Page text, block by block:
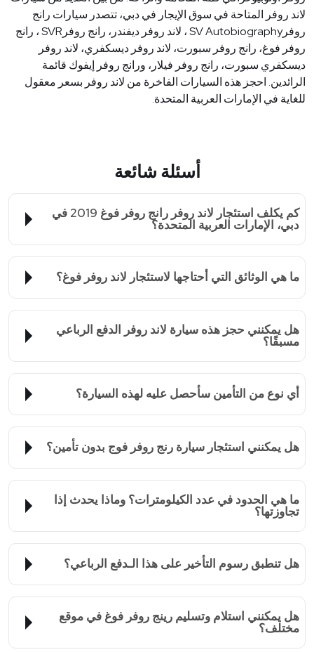
لاند روفر المتاحة في سوق الإيجار في دبي، تتصدر سيارات رانج
روفرSV Autobiography، لاند روفر ديفندر، رانج روفر SVR، رانج
روفر فوغ، رانج روفر سبورت، لاند روفر ديسكفري، لاند روفر
ديسكفري سبورت، رانج روفر فيلار، ورانج روفر إيفوك قائمة
الرائدين. احجز هذه السيارات الفاخرة من لاند روفر بسعر معقول
للغاية في الإمارات العربية المتحدة.
أسئلة شائعة
كم يكلف استئجار لاند روفر رانج روفر فوغ 2019 في
دبي، الإمارات العربية المتحدة؟
ما هي الوثائق التي أحتاجها لاستئجار لاند روفر فوغ؟
هل يمكنني حجز هذه سيارة لاند روفر الدفع الرباعي
مسبقًا؟
أي نوع من التأمين سأحصل عليه لهذه السيارة؟
هل يمكنني استئجار سيارة رنج روفر فوج بدون تأمين؟
ما هي الحدود في عدد الكيلومترات؟ وماذا يحدث إذا
تجاوزتها؟
هل تنطبق رسوم التأخير على هذا الـدفع الرباعي؟
هل يمكنني استلام وتسليم رينج روفر فوغ في موقع
مختلف؟